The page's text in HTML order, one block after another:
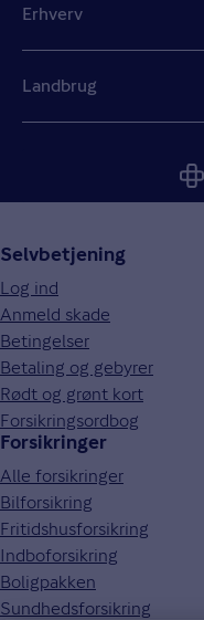
Erhverv
Landbrug
Selvbetjening
Log ind
Anmeld skade
Betingelser
Betaling og gebyrer
Rødt og grønt kort
Forsikringsordbog
Forsikringer
Alle forsikringer
Bilforsikring
Fritidshusforsikring
Indboforsikring
Boligpakken
Sundhedsforsikring